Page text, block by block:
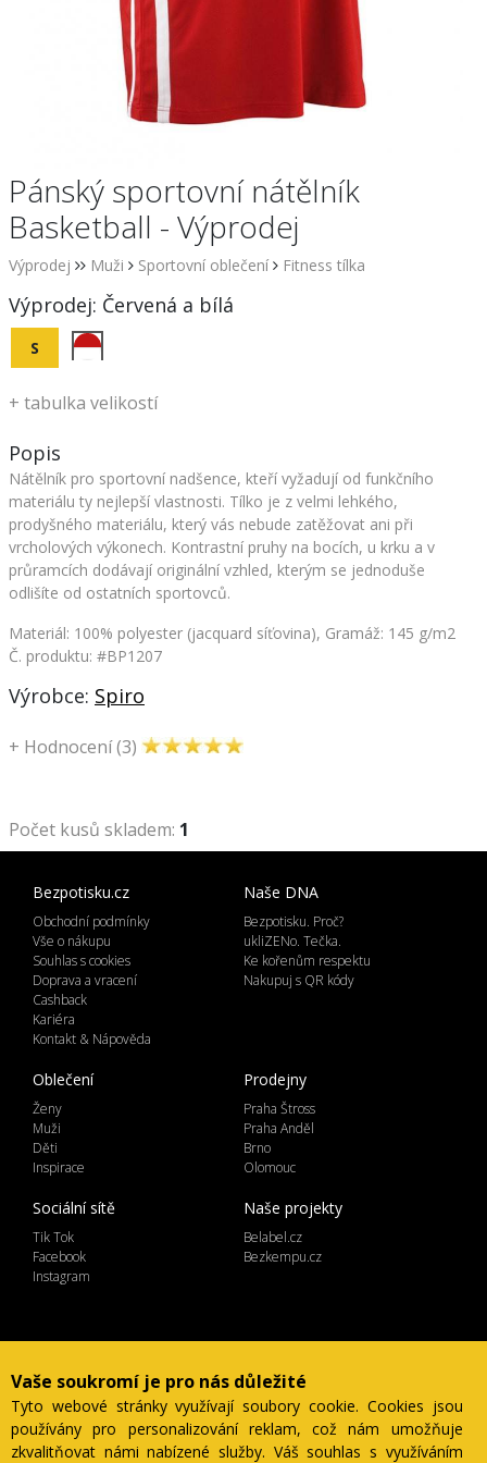
Vaše soukromí je pro nás důležité
Tyto webové stránky využívají soubory cookie. Cookies jsou
používány pro personalizování reklam, což nám umožňuje
zkvalitňovat námi nabízené služby. Váš souhlas s využíváním
Pánský sportovní nátělník
Basketball - Výprodej
Výprodej Muži Sportovní oblečení Fitness tílka
Počet kusů skladem: 1
Výprodej: Červená a bílá
S
+ tabulka velikostí
Popis
Nátělník pro sportovní nadšence, kteří vyžadují od funkčního
materiálu ty nejlepší vlastnosti. Tílko je z velmi lehkého,
prodyšného materiálu, který vás nebude zatěžovat ani při
vrcholových výkonech. Kontrastní pruhy na bocích, u krku a v
průramcích dodávají originální vzhled, kterým se jednoduše
odlišíte od ostatních sportovců.
Materiál: 100% polyester (jacquard síťovina), Gramáž: 145 g/m2
Č. produktu: #BP1207
Výrobce: Spiro
+ Hodnocení (3)
Bezpotisku.cz
Obchodní podmínky
Vše o nákupu
Souhlas s cookies
Doprava a vracení
Cashback
Kariéra
Kontakt & Nápověda
Naše DNA
Bezpotisku. Proč?
ukliZENo. Tečka.
Ke kořenům respektu
Nakupuj s QR kódy
Oblečení
Ženy
Muži
Děti
Inspirace
Prodejny
Praha Štross
Praha Anděl
Brno
Olomouc
Sociální sítě
Tik Tok
Facebook
Instagram
Naše projekty
Belabel.cz
Bezkempu.cz
Lemicom spol. s r.o. | IČ 27561054
Ve Žlíbku 1800/77, hala A2, Praha 9, 19300
Česká Republika